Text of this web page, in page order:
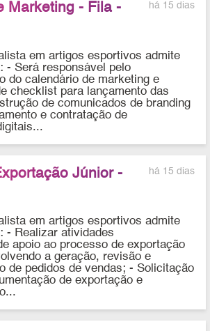
há 15 dias
Marketing - Fila -
em artigos esportivos admite
- Será responsável pelo
do calendário de marketing e
checklist para lançamento das
de comunicados de branding
e contratação de
há 15 dias
Júnior -
em artigos esportivos admite
- Realizar atividades
apoio ao processo de exportação
a geração, revisão e
de pedidos de vendas; - Solicitação
de exportação e